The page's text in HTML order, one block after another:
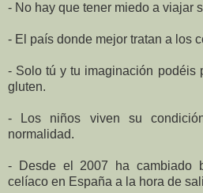
- No hay que tener miedo a viajar
- El país donde mejor tratan a los
- Solo tú y tu imaginación podéis
gluten.
-
Los niños viven su
normalidad.
-
Desde el 2007 ha cambiado
celíaco en España a la hora de